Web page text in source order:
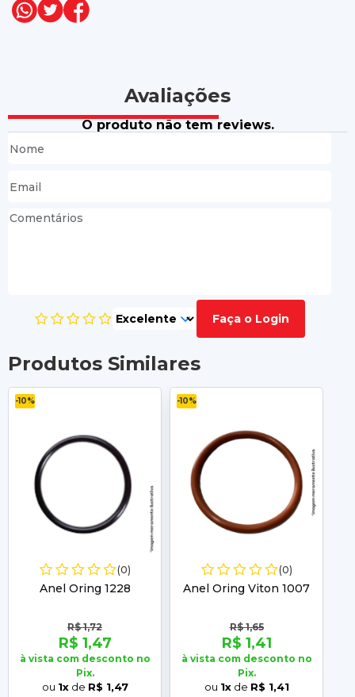
Avaliações
O produto não tem reviews.
Faça o Login
Produtos Similares
-10%
(0)
Anel Oring 1228
R$ 1,72
R$ 1,47
à vista com desconto no
Pix.
ou 1xde R$ 1,47
-10%
(0)
Anel Oring Viton 1007
R$ 1,65
R$ 1,41
à vista com desconto no
Pix.
ou 1xde R$ 1,41